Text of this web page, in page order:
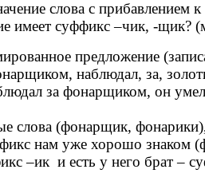
слова с
суффикс –чик, -щик?
предложение
наблюдал, за,
за фонарщиком, он
(фонарщик, фонарики),
нам уже хорошо знаком
и есть у него брат –